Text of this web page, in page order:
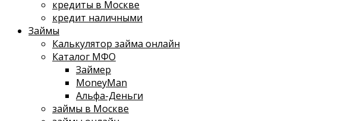
кредиты в Москве
кредит наличными
Займы
Калькулятор займа онлайн
Каталог МФО
Займер
MoneyMan
Альфа-Деньги
займы в Москве